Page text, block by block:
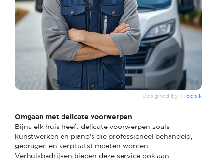
Designed by Freepik
Omgaan met delicate voorwerpen
Bijna elk huis heeft delicate voorwerpen zoals
kunstwerken en piano's die professioneel behandeld,
gedragen en verplaatst moeten worden.
Verhuisbedrijven bieden deze service ook aan.